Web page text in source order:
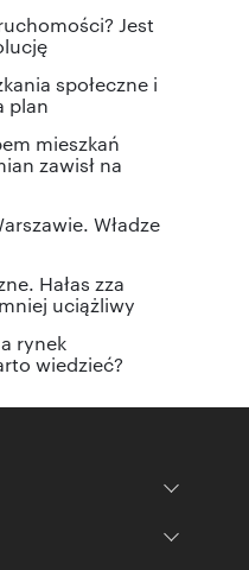
Jest
społeczne i
plan
mieszkań
zawisł na
Władze
Hałas zza
uciążliwy
rynek
wiedzieć?